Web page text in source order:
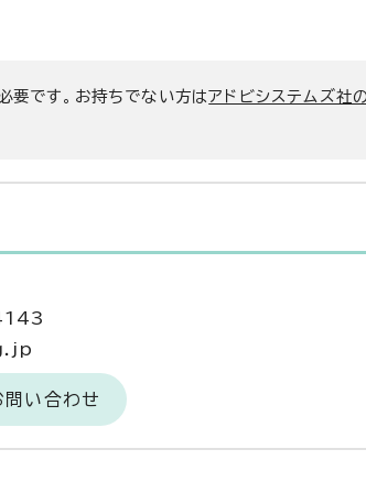
要です。お持ちでない方はアドビシステムズ社
い合わせ